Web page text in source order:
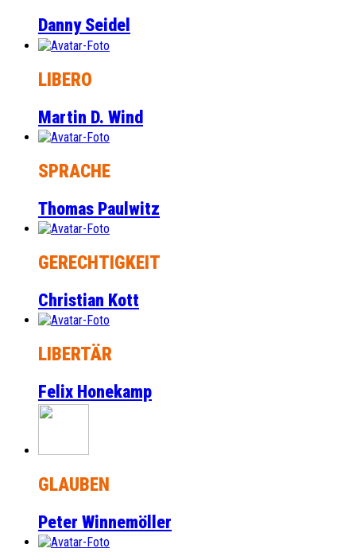
Danny Seidel
LIBERO
Martin D. Wind
SPRACHE
Thomas Paulwitz
GERECHTIGKEIT
Christian Kott
LIBERTÄR
Felix Honekamp
GLAUBEN
Peter Winnemöller